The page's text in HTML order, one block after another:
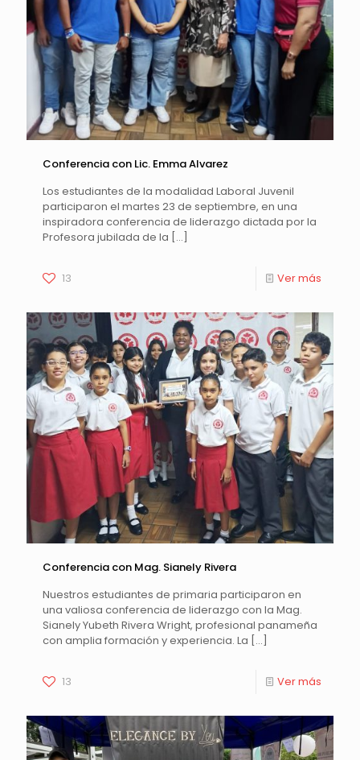
Conferencia con Lic. Emma Alvarez
Los estudiantes de la modalidad Laboral Juvenil
participaron el martes 23 de septiembre, en una
inspiradora conferencia de liderazgo dictada por la
Profesora jubilada de la […]
13 Ver más
Conferencia con Mag. Sianely Rivera
Nuestros estudiantes de primaria participaron en
una valiosa conferencia de liderazgo con la Mag.
Sianely Yubeth Rivera Wright, profesional panameña
con amplia formación y experiencia. La […]
13 Ver más